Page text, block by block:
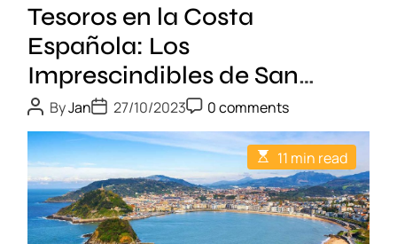
Tesoros en la Costa
Española: Los
Imprescindibles de San
Sebastián
P
o
s
t
A
u
t
h
o
ByJanP
o
s
t
D
a
t
e
27/10/2023P
o
s
t
C
o
m
m
e
0 comments
E
s
t
i
m
11 min read